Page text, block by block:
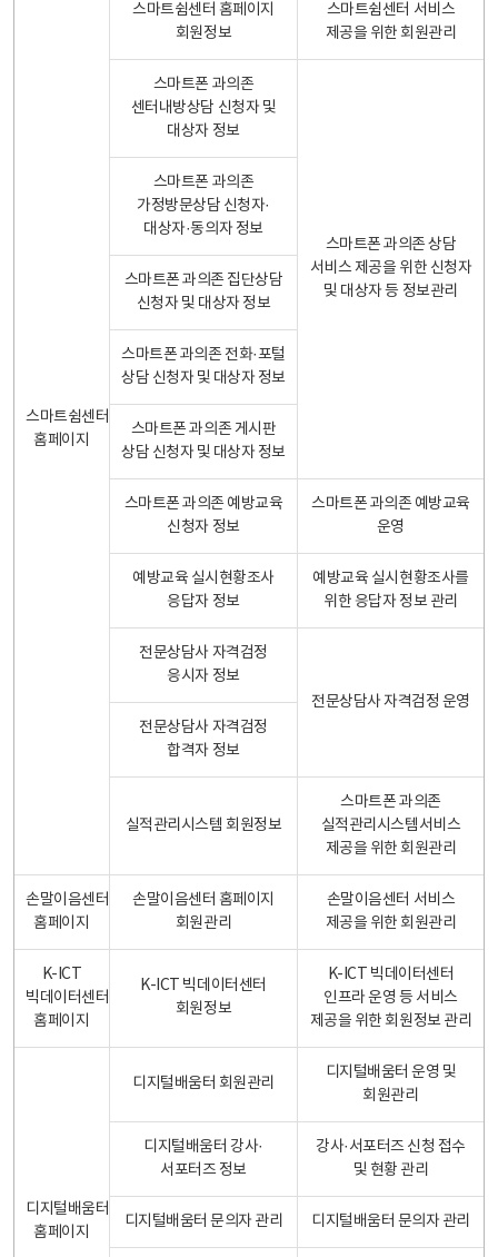
스마트쉼센터
홈페이지
스마트쉼센터 홈페이지
회원정보
스마트쉼센터 서비스
제공을 위한 회원관리
스마트폰 과의존
센터내방상담 신청자 및
대상자 정보
스마트폰 과의존 상담
서비스 제공을 위한 신청자
및 대상자 등 정보관리
스마트폰 과의존
가정방문상담 신청자·
대상자·동의자 정보
스마트폰 과의존 집단상담
신청자 및 대상자 정보
스마트폰 과의존 전화·포털
상담 신청자 및 대상자 정보
스마트폰 과의존 게시판
상담 신청자 및 대상자 정보
스마트폰 과의존 예방교육
신청자 정보
스마트폰 과의존 예방교육
운영
예방교육 실시현황조사
응답자 정보
예방교육 실시현황조사를
위한 응답자 정보 관리
전문상담사 자격검정
응시자 정보
전문상담사 자격검정 운영
전문상담사 자격검정
합격자 정보
실적관리시스템 회원정보
스마트폰 과의존
실적관리시스템서비스
제공을 위한 회원관리
손말이음센터
홈페이지
손말이음센터 홈페이지
회원관리
손말이음센터 서비스
제공을 위한 회원관리
K-ICT
빅데이터센터
홈페이지
K-ICT 빅데이터센터
회원정보
K-ICT 빅데이터센터
인프라 운영 등 서비스
제공을 위한 회원정보 관리
디지털배움터
홈페이지
디지털배움터 회원관리
디지털배움터 운영 및
회원관리
디지털배움터 강사·
서포터즈 정보
강사·서포터즈 신청 접수
및 현황 관리
디지털배움터 문의자 관리 디지털배움터 문의자 관리